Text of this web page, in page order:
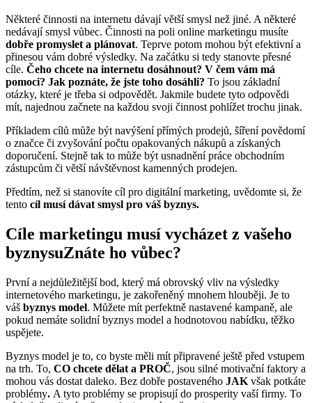
Některé činnosti na internetu dávají větší smysl než jiné. A některé
nedávají smysl vůbec. Činnosti na poli online marketingu musíte
dobře promyslet a plánovat. Teprve potom mohou být efektivní a
přinesou vám dobré výsledky. Na začátku si tedy stanovte přesné
cíle. Čeho chcete na internetu dosáhnout? V čem vám má
pomoci? Jak poznáte, že jste toho dosáhli? To jsou základní
otázky, které je třeba si odpovědět. Jakmile budete tyto odpovědi
mít, najednou začnete na každou svoji činnost pohlížet trochu jinak.
Příkladem cílů může být navýšení přímých prodejů, šíření povědomí
o značce či zvyšování počtu opakovaných nákupů a získaných
doporučení. Stejně tak to může být usnadnění práce obchodním
zástupcům či větší návštěvnost kamenných prodejen.
Předtím, než si stanovíte cíl pro digitální marketing, uvědomte si, že
tento cíl musí dávat smysl pro váš byznys.
Cíle marketingu musí vycházet z vašeho
byznysuZnáte ho vůbec?
První a nejdůležitější bod, který má obrovský vliv na výsledky
internetového marketingu, je zakořeněný mnohem hlouběji. Je to
váš byznys model. Můžete mít perfektně nastavené kampaně, ale
pokud nemáte solidní byznys model a hodnotovou nabídku, těžko
uspějete.
Byznys model je to, co byste měli mít připravené ještě před vstupem
na trh. To, CO chcete dělat a PROČ, jsou silné motivační faktory a
mohou vás dostat daleko. Bez dobře postaveného JAK však potkáte
problémy. A tyto problémy se propisují do prosperity vaší firmy. To